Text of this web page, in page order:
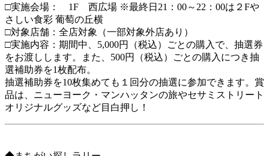
□実施会場： 1F 西広場 ※最終日21：00～22：00は２Fや
さしい食彩 葡萄の丘横
□対象店舗：全店対象（一部対象外店あり）
□実施内容：期間中、5,000円（税込）ごとの購入で、抽選券
をお渡しします。また、500円（税込）ごとの購入につき抽
選補助券を1枚配布。
抽選補助券を10枚集めても１回分の抽選に参加できます。賞
品は、ニューヨーク・マンハッタンの旅やセサミストリート
オリジナルグッズなど目白押し！